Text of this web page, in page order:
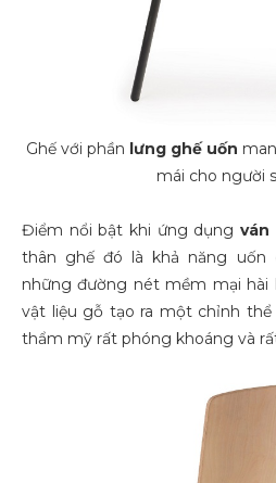
Ghế với phần lưng ghế uốn
mái cho người
Điểm nổi bật khi ứng dụng ván
thân ghế đó là khả năng uốn
những đường nét mềm mại hài
vật liệu gỗ tạo ra một chỉnh
thẩm mỹ rất phóng khoáng và